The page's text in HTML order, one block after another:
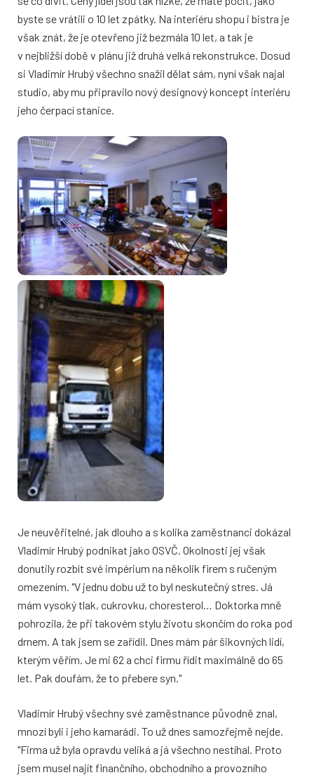
byste se vrátili o 10 let zpátky. Na interiéru shopu i bistra je
však znát, že je otevřeno již bezmála 10 let, a tak je
v nejbližší době v plánu již druhá velká rekonstrukce. Dosud
si Vladimír Hrubý všechno snažil dělat sám, nyní však najal
studio, aby mu připravilo nový designový koncept interiéru
jeho čerpací stanice.
Je neuvěřitelné, jak dlouho a s kolika zaměstnanci dokázal
Vladimír Hrubý podnikat jako OSVČ. Okolnosti jej však
donutily rozbít své impérium na několik firem s ručeným
omezením. "V jednu dobu už to byl neskutečný stres. Já
mám vysoký tlak, cukrovku, choresterol… Doktorka mně
pohrozila, že při takovém stylu životu skončím do roka pod
drnem. A tak jsem se zařídil. Dnes mám pár šikovných lidí,
kterým věřím. Je mi 62 a chci firmu řídit maximálně do 65
let. Pak doufám, že to přebere syn."
Vladimír Hrubý všechny své zaměstnance původně znal,
mnozí byli i jeho kamarádi. To už dnes samozřejmě nejde.
"Firma už byla opravdu veliká a já všechno nestíhal. Proto
jsem musel najít finančního, obchodního a provozního